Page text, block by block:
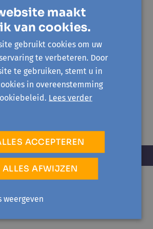
in België
transparantie en
in het beleid. Zijn
en activisme hebben hem
stem gemaakt in het
gezondheid en
maakt
van cookies.
gebruikt cookies om uw
te verbeteren. Door
te gebruiken, stemt u in
in overeenstemming
Lees verder
ACCEPTEREN
ALLES AFWIJZEN
weergeven